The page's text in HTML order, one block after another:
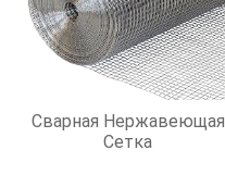
Сварная Нержавеющая
Сетка